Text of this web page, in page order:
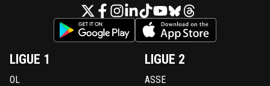
LIGUE 1
OL
LIGUE 2
ASSE